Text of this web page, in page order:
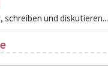
und diskutieren...